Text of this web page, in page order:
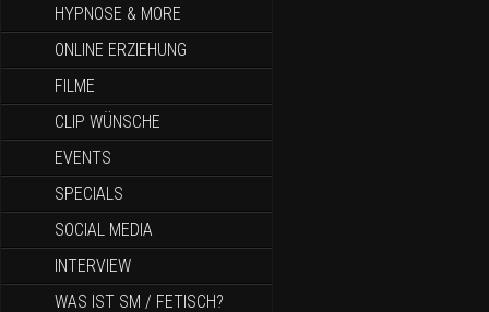
HYPNOSE & MORE
ONLINE ERZIEHUNG
FILME
CLIP WÜNSCHE
EVENTS
SPECIALS
SOCIAL MEDIA
INTERVIEW
WAS IST SM / FETISCH?